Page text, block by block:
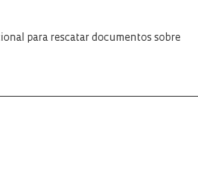
para rescatar documentos sobre